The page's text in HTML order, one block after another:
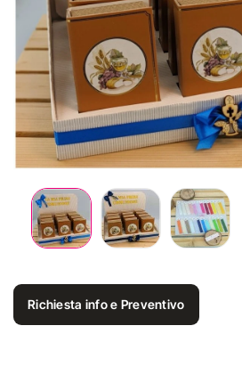
Richiesta info e Preventivo